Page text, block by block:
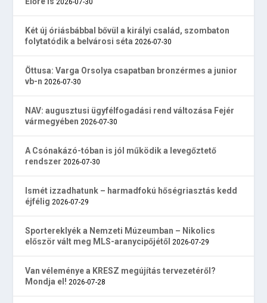
2026-07-30
Két új óriásbábbal bővül a királyi család, szombaton
folytatódik a belvárosi séta 2026-07-30
Öttusa: Varga Orsolya csapatban bronzérmes a junior
vb-n 2026-07-30
NAV: augusztusi ügyfélfogadási rend változása Fejér
vármegyében 2026-07-30
A Csónakázó-tóban is jól működik a levegőztető
rendszer 2026-07-30
Ismét izzadhatunk – harmadfokú hőségriasztás kedd
éjfélig 2026-07-29
Sportereklyék a Nemzeti Múzeumban – Nikolics
először vált meg MLS-aranycipőjétől 2026-07-29
Van véleménye a KRESZ megújítás tervezetéről?
Mondja el! 2026-07-28